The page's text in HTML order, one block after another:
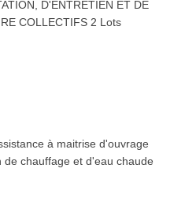
D'ENTRETIEN ET DE
COLLECTIFS 2 Lots
à maitrise d'ouvrage
chauffage et d'eau chaude